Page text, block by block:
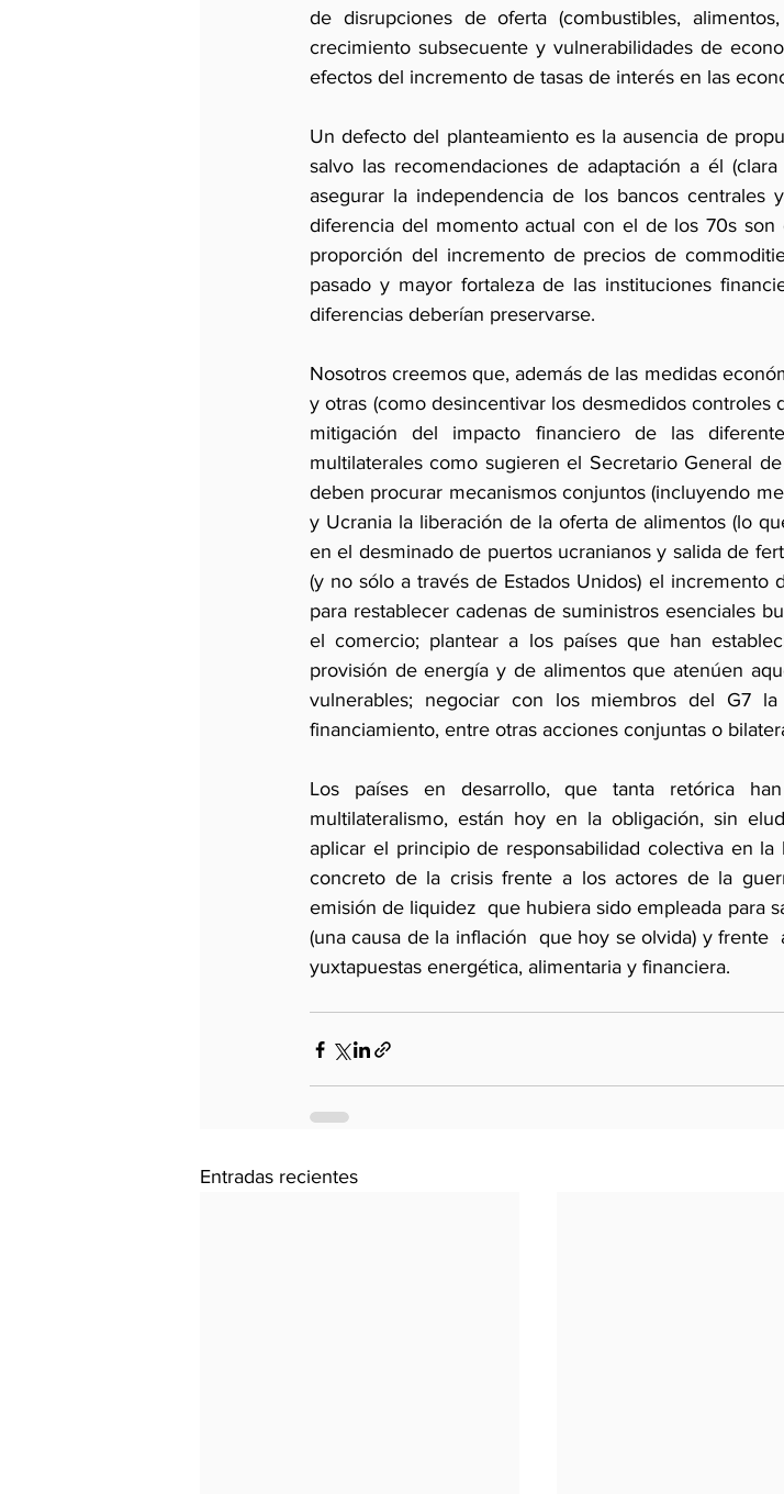
de disrupciones de oferta (combustibles,
crecimiento subsecuente y vulnerabilidades de
efectos del incremento de tasas de interés en las
Un defecto del planteamiento es la ausencia de
salvo las recomendaciones de adaptación a él
asegurar la independencia de los bancos centrales
diferencia del momento actual con el de los 70s
proporción del incremento de precios de
pasado y mayor fortaleza de las instituciones
diferencias deberían preservarse.
Nosotros creemos que, además de las medidas
y otras (como desincentivar los desmedidos controles
mitigación del impacto financiero de las
multilaterales como sugieren el Secretario General
deben procurar mecanismos conjuntos (incluyendo
y Ucrania la liberación de la oferta de alimentos (lo
en el desminado de puertos ucranianos y salida de
(y no sólo a través de Estados Unidos) el
para restablecer cadenas de suministros esenciales
el comercio; plantear a los países que han
provisión de energía y de alimentos que atenúen
vulnerables; negociar con los miembros del G7
financiamiento, entre otras acciones conjuntas o
Los países en desarrollo, que tanta retórica
multilateralismo, están hoy en la obligación, sin
aplicar el principio de responsabilidad colectiva en
concreto de la crisis frente a los actores de la
emisión de liquidez  que hubiera sido empleada para
(una causa de la inflación  que hoy se olvida) y frente
yuxtapuestas energética, alimentaria y financiera.
Entradas recientes